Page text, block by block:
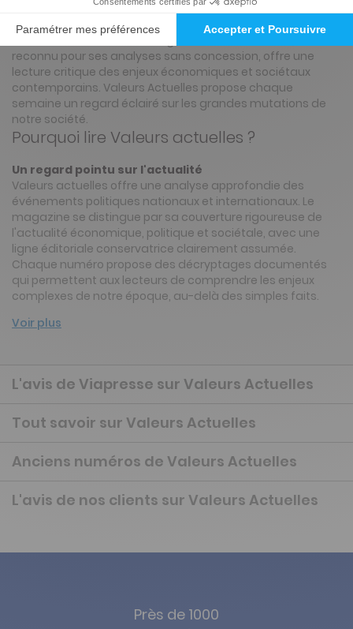
L'abonnement Valeurs Actuelles vous donne accès à un
décryptage approfondi des événements politiques et de
l'actualité nationale. Ce magazine hebdomadaire,
reconnu pour ses analyses sans concession, offre une
lecture critique des enjeux économiques et sociétaux
contemporains. Valeurs Actuelles propose chaque
semaine un regard éclairé sur les grandes mutations de
notre société.
Pourquoi lire Valeurs actuelles ?
Un regard pointu sur l'actualité
Valeurs actuelles offre une analyse approfondie des
événements politiques nationaux et internationaux. Le
magazine se distingue par sa couverture rigoureuse de
l'actualité économique, politique et sociétale, avec une
ligne éditoriale conservatrice clairement assumée.
Chaque numéro propose des décryptages documentés
qui permettent aux lecteurs de comprendre les enjeux
complexes de notre époque, au-delà des simples faits.
Voir plus
L'avis de Viapresse sur Valeurs Actuelles
Tout savoir sur Valeurs Actuelles
Anciens numéros de Valeurs Actuelles
L'avis de nos clients sur Valeurs Actuelles
Près de 1000